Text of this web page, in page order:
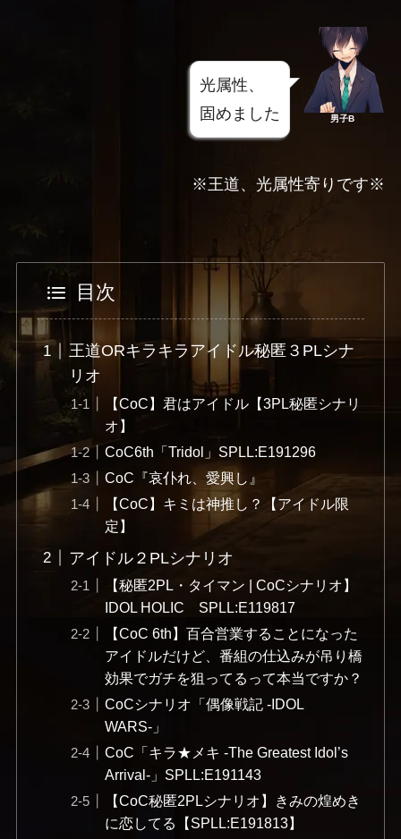
光属性、
固めました
男子B
※王道、光属性寄りです※
目次
王道ORキラキラアイドル秘匿３PLシナ
リオ
【CoC】君はアイドル【3PL秘匿シナリ
オ】
CoC6th「Tridol」SPLL:E191296
CoC『哀仆れ、愛興し』
【CoC】キミは神推し？【アイドル限
定】
アイドル２PLシナリオ
【秘匿2PL・タイマン | CoCシナリオ】
IDOL HOLIC SPLL:E119817
【CoC 6th】百合営業することになった
アイドルだけど、番組の仕込みが吊り橋
効果でガチを狙ってるって本当ですか？
CoCシナリオ「偶像戦記 -IDOL
WARS-」
CoC「キラ★メキ -The Greatest Idol’s
Arrival-」SPLL:E191143
【CoC秘匿2PLシナリオ】きみの煌めき
に恋してる【SPLL:E191813】